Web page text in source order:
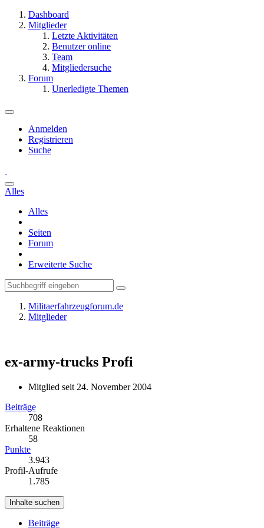
Dashboard
Mitglieder
Letzte Aktivitäten
Benutzer online
Team
Mitgliedersuche
Forum
Unerledigte Themen
Anmelden
Registrieren
Suche
Alles
Alles
Seiten
Forum
Erweiterte Suche
Militaerfahrzeugforum.de
Mitglieder
ex-army-trucks Profi
Mitglied seit 24. November 2004
Beiträge
708
Erhaltene Reaktionen
58
Punkte
3.943
Profil-Aufrufe
1.785
Inhalte suchen
Beiträge